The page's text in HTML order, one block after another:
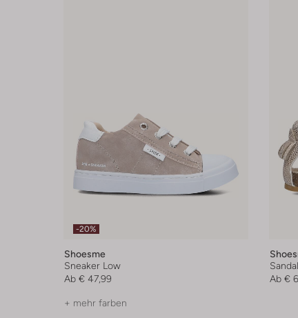
-20%
Shoesme
Sneaker Low
Ab € 47,99
+ mehr farben
Ab €